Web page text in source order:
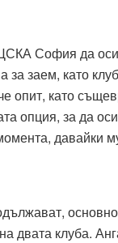
София да
за заем, като
опит, като
опция, за да
давайки
двата клуба.